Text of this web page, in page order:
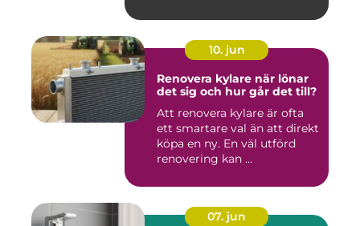
10. jun
Renovera kylare när lönar
det sig och hur går det till?
Att renovera kylare är ofta
ett smartare val än att direkt
köpa en ny. En väl utförd
renovering kan ...
07. jun